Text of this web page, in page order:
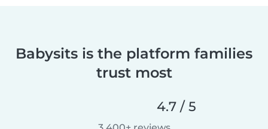
Babysits is the platform families
trust most
4.7 / 5